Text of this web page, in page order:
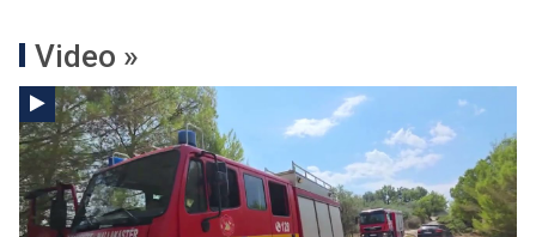
Video »